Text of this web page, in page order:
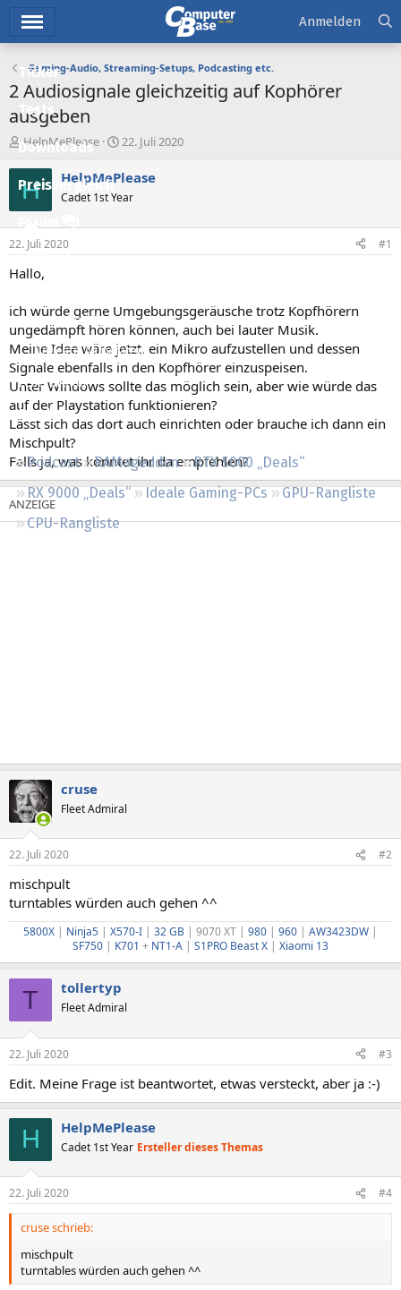
Ticker
Tests
Downloads
Preisvergleich
Forum
Aktuelles
Neue Beiträge
Neueste Aktivitäten
Leserartikel
Regeln
Podcast RAMageddon
RTX 5000 „Deals“
RX 9000 „Deals“
Ideale Gaming-PCs
GPU-Rangliste
CPU-Rangliste
Anmelden
Gaming-Audio, Streaming-Setups, Podcasting etc.
2 Audiosignale gleichzeitig auf Kophörer
ausgeben
E
r
s
t
e
r
HelpMePlease
E
s
e
t
22. Juli 2020
H HelpMePlease
Cadet 1st Year
22. Juli 2020 #1
Hallo,
ich würde gerne Umgebungsgeräusche trotz Kopfhörern
ungedämpft hören können, auch bei lauter Musik.
Meine Idee wäre jetzt, ein Mikro aufzustellen und dessen
Signale ebenfalls in den Kopfhörer einzuspeisen.
Unter Windows sollte das möglich sein, aber wie würde das
auf der Playstation funktionieren?
Lässt sich das dort auch einrichten oder brauche ich dann ein
Mischpult?
Falls ja, was könntet ihr da empfehlen?
cruse
Fleet Admiral
22. Juli 2020 #2
mischpult
turntables würden auch gehen ^^
5800X | Ninja5 | X570-I | 32 GB | 9070 XT | 980 | 960 | AW3423DW |
SF750 | K701 + NT1-A | S1PRO Beast X | Xiaomi 13
T tollertyp
Fleet Admiral
22. Juli 2020 #3
Edit. Meine Frage ist beantwortet, etwas versteckt, aber ja :-)
H HelpMePlease
Cadet 1st Year Ersteller dieses Themas
22. Juli 2020 #4
cruse schrieb:
mischpult
turntables würden auch gehen ^^